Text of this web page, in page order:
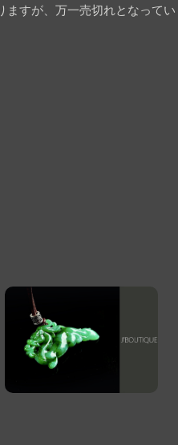
ますが、万一売切れとなってい